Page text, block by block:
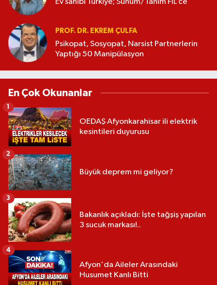
Ev sahibi Türkiye; Sunum/Tanım FİL’ce
PROF. DR. EKREM ÇULFA
Psikopat, Sosyopat, Narsist Partnerlerin
Yaptığı 50 Manipülasyon
En Çok Okunanlar
OEDAŞ Afyonkarahisar ili elektrik
kesintileri duyurusu
1
Büyük deprem mi geliyor?
2
Bakanlık açıkladı: İşte tağşiş yapılan
3 sucuk markası!..
3
Afyon'da Aileler Arasındaki
Husumet Kanlı Bitti
4